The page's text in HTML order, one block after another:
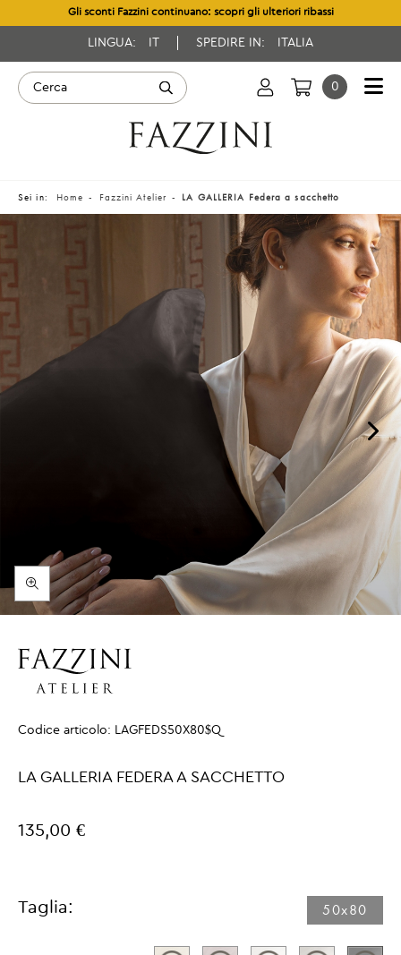
Gli sconti Fazzini continuano: scopri gli ulteriori ribassi
LINGUA: SPEDIRE IN: ITALIA
0
Sei in: Home Fazzini Atelier LA GALLERIA Federa a sacchetto
Codice articolo: LAGFEDS50X80$Q
LA GALLERIA FEDERA A SACCHETTO
135,00 €
Taglia: 50x80​